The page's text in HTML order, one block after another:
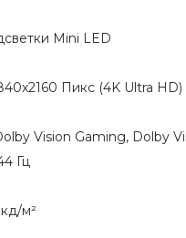
Mini LED
Пикс (4K Ultra HD)
Vision Gaming, Dolby
Гц
м²